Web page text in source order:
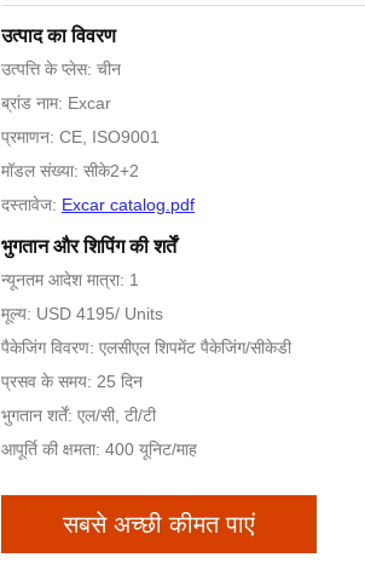
उत्पाद का विवरण
उत्पत्ति के प्लेस: चीन
ब्रांड नाम: Excar
प्रमाणन: CE, ISO9001
मॉडल संख्या: सीके2+2
दस्तावेज: Excar catalog.pdf
भुगतान और शिपिंग की शर्तें
न्यूनतम आदेश मात्रा: 1
मूल्य: USD 4195/ Units
पैकेजिंग विवरण: एलसीएल शिपमेंट पैकेजिंग/सीकेडी
प्रसव के समय: 25 दिन
भुगतान शर्तें: एल/सी, टी/टी
आपूर्ति की क्षमता: 400 यूनिट/माह
सबसे अच्छी कीमत पाएं